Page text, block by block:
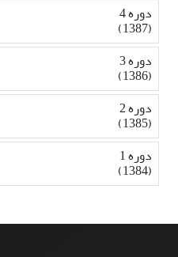
دوره 4
(1387)
دوره 3
(1386)
دوره 2
(1385)
دوره 1
(1384)